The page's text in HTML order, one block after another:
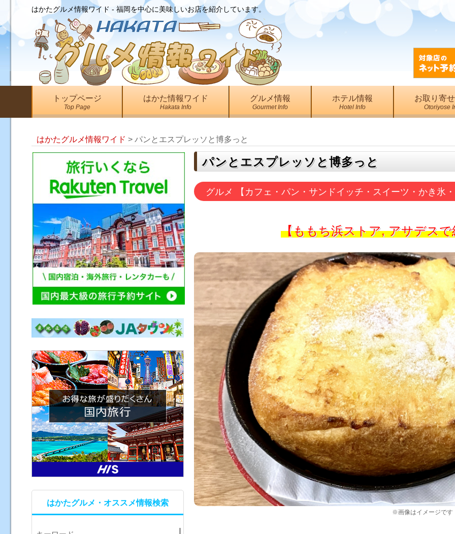
はかたグルメ情報ワイド - 福岡を中心に美味しいお店を紹介しています。
トップページ
Top Page
はかた情報ワイド
Hakata Info
グルメ情報
Gourmet Info
ホテル情報
Hotel Info
お取り寄
Otoriyose
はかたグルメ情報ワイド > パンとエスプレッソと博多っと
パンとエスプレッソと博多っと
グルメ 【カフェ・パン・サンドイッチ・スイーツ・かき氷
【ももち浜ストア, アサデス
※画像はイメージです
はかたグルメ・オススメ情報検索